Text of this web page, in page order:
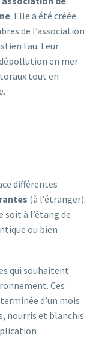
. Elle a été créée
de l’association
Fau. Leur
en mer
tout en
différentes
(à l’étranger).
soit à l’étang de
ou bien
qui souhaitent
Ces
d’un mois
nourris et blanchis.